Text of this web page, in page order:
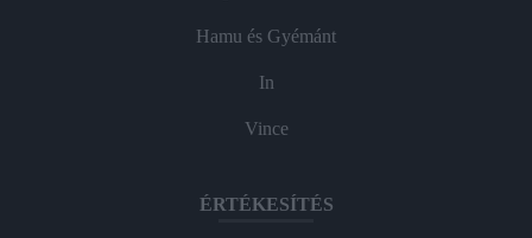
Hamu és Gyémánt
In
Vince
ÉRTÉKESÍTÉS